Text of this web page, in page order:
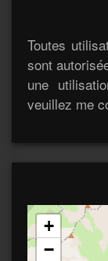
Toutes
sont
une
veuillez me
+
−